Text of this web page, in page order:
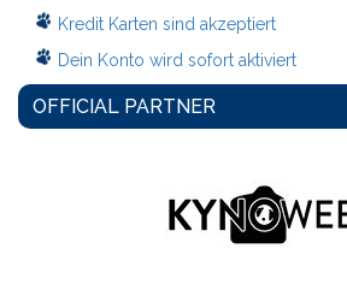
Kredit Karten sind akzeptiert
Dein Konto wird sofort aktiviert
OFFICIAL PARTNER